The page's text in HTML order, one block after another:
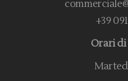
+39
Orari